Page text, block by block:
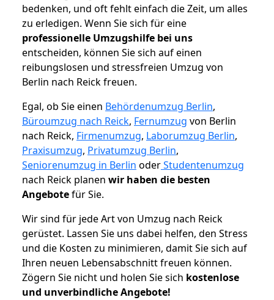
bedenken, und oft fehlt einfach die Zeit, um alles
zu erledigen. Wenn Sie sich für eine
professionelle Umzugshilfe bei uns
entscheiden, können Sie sich auf einen
reibungslosen und stressfreien Umzug von
Berlin nach Reick freuen.
Egal, ob Sie einen Behördenumzug Berlin,
Büroumzug nach Reick, Fernumzug von Berlin
nach Reick, Firmenumzug, Laborumzug Berlin,
Praxisumzug, Privatumzug Berlin,
Seniorenumzug in Berlin oderStudentenumzug
nach Reick planen wir haben die besten
Angebotefür Sie.
Wir sind für jede Art von Umzug nach Reick
gerüstet. Lassen Sie uns dabei helfen, den Stress
und die Kosten zu minimieren, damit Sie sich auf
Ihren neuen Lebensabschnitt freuen können.
Zögern Sie nicht und holen Sie sich kostenlose
und unverbindliche Angebote!